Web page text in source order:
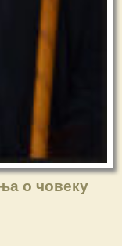
о човеку